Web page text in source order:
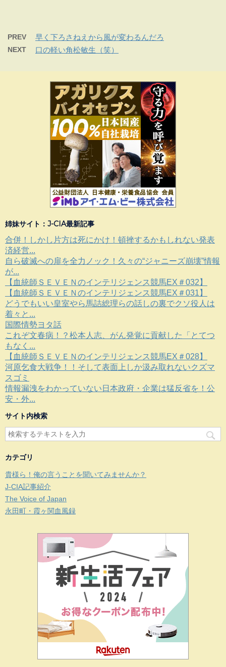
PREV 早く下ろさねえから風が変わるんだろ
NEXT 口の軽い角松敏生（笑）
姉妹サイト：J-CIA最新記事
合併！しかし片方は死にかけ！頓挫するかもしれない発表
済経営...
自ら破滅への扉を全力ノック！久々の“ジャニーズ崩壊”情報
が...
【血統師ＳＥＶＥＮのインテリジェンス競馬EX＃032】
【血統師ＳＥＶＥＮのインテリジェンス競馬EX＃031】
どうでもいい皇室やら馬詰総理らの話しの裏でクソ役人は
着々と...
国際情勢ヨタ話
これぞ文春病！？松本人志、がん発覚に貢献した「とてつ
もなく...
【血統師ＳＥＶＥＮのインテリジェンス競馬EX＃028】
河原乞食大戦争！！そして表面上しか汲み取れないクズマ
スゴミ
情報漏洩をわかっていない日本政府・企業は猛反省を！公
安・外...
サイト内検索
カテゴリ
貴様ら！俺の言うことを聞いてみませんか？
J-CIA記事紹介
The Voice of Japan
永田町・霞ヶ関血風録